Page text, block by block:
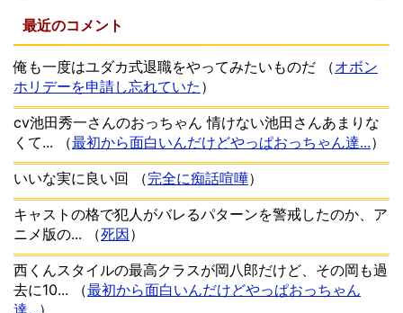
最近のコメント
俺も一度はユダカ式退職をやってみたいものだ （オボン
ホリデーを申請し忘れていた ）
cv池田秀一さんのおっちゃん 情けない池田さんあまりな
くて...
（最初から面白いんだけどやっぱおっちゃん達...）
いいな実に良い回
（完全に痴話喧嘩）
キャストの格で犯人がバレるパターンを警戒したのか、ア
ニメ版の...
（死因）
西くんスタイルの最高クラスが岡八郎だけど、その岡も過
去に10...
（最初から面白いんだけどやっぱおっちゃん
達...）